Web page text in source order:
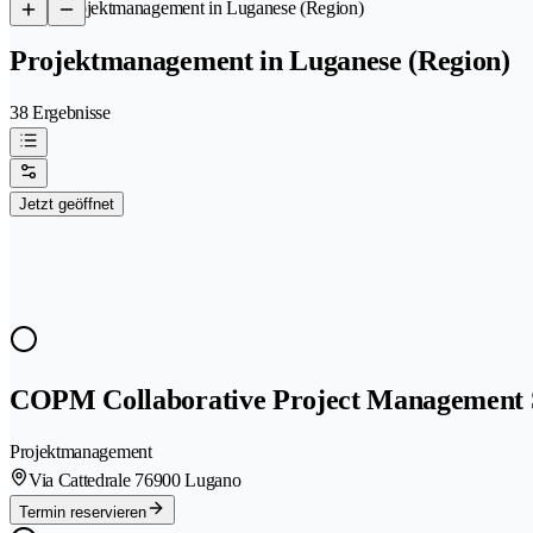
/Projektmanagement in Luganese (Region)
Projektmanagement in Luganese (Region)
38 Ergebnisse
Jetzt geöffnet
COPM Collaborative Project Management
Projektmanagement
Via Cattedrale 76900 Lugano
Termin reservieren